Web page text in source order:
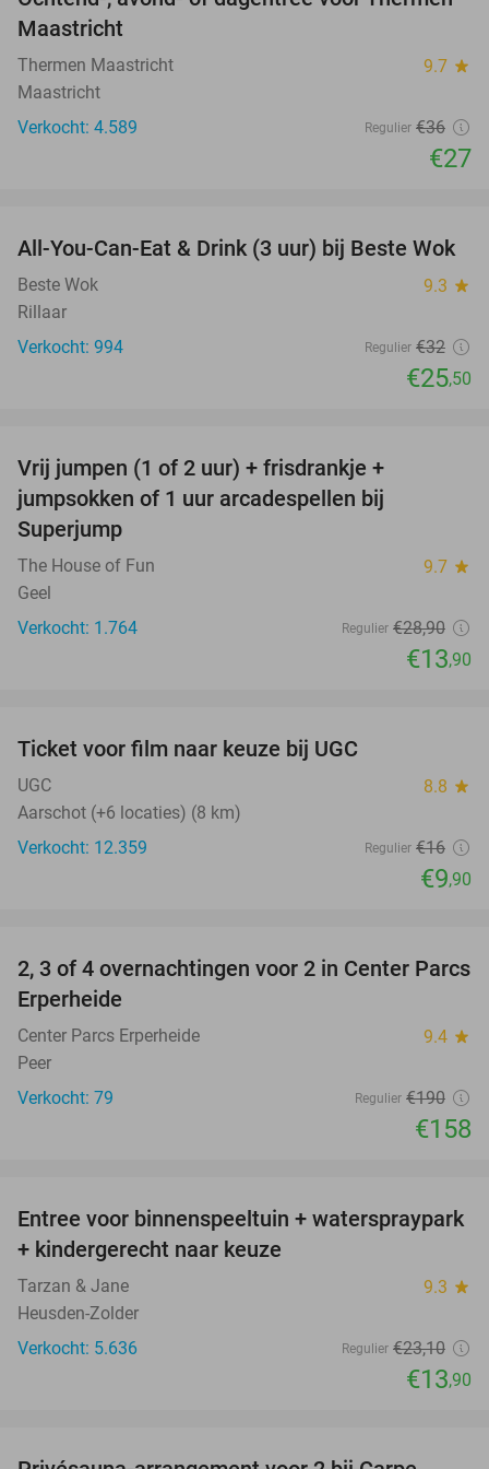
Maastricht
Thermen Maastricht 9.7 star
Maastricht
Verkocht: 4.589
Regulier €36
€27
20%
All-You-Can-Eat & Drink (3 uur) bij Beste Wok
Beste Wok 9.3 star
Rillaar
Verkocht: 994
Regulier €32
€25,50
Vrij jumpen (1 of 2 uur) + frisdrankje +
jumpsokken of 1 uur arcadespellen bij
Superjump
The House of Fun 9.7 star
Geel
Verkocht: 1.764
Regulier €28,90
€13,90
Ticket voor film naar keuze bij UGC
UGC 8.8 star
Aarschot (+6 locaties) (8 km)
Verkocht: 12.359
Regulier €16
€9,90
17%
2, 3 of 4 overnachtingen voor 2 in Center Parcs
Erperheide
Center Parcs Erperheide 9.4 star
Peer
Verkocht: 79
Regulier €190
€158
40%
Entree voor binnenspeeltuin + waterspraypark
+ kindergerecht naar keuze
Tarzan & Jane 9.3 star
Heusden-Zolder
Verkocht: 5.636
Regulier €23,10
€13,90